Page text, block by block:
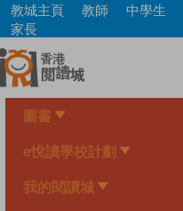
Skip
main
content
教城主頁 教師 中學生
家長
圖書
e悅讀學校計劃
我的閱讀城